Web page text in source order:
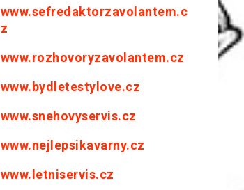
www.sefredaktorzavolantem.c
z
www.rozhovoryzavolantem.cz
www.bydletestylove.cz
www.snehovyservis.cz
www.nejlepsikavarny.cz
www.letniservis.cz